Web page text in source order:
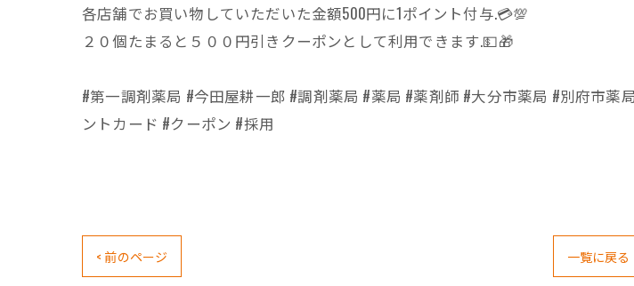
各店舗でお買い物していただいた金額500円に1ポイント付与.💳💯
２０個たまると５００円引きクーポンとして利用できます.💵🎁
#第一調剤薬局 #今田屋耕一郎 #調剤薬局 #薬局 #薬剤師 #大分市薬局 #別府市
ントカード #クーポン #採用
< 前のページ 一覧に戻る